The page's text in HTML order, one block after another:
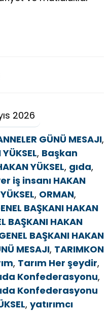
2026
GÜNÜ MESAJI,
, Başkan
YÜKSEL, gıda,
iş insanı HAKAN
, ORMAN,
BAŞKANI HAKAN
BAŞKANI HAKAN
BAŞKANI HAKAN
MESAJI, TARIMKON
, Tarım Her şeydir,
Konfederasyonu,
Konfederasyonu
, yatırımcı